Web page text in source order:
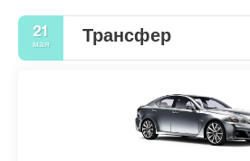
предлагает массаж, процедуры по
процедуры по уходу за лицом.
открытых бассейнов, вы можете
интернет и услуги консьержа.
Почувствуйте себя как дома в одном
21
мая Трансфер